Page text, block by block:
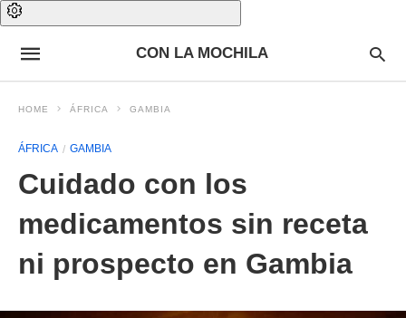
CON LA MOCHILA
HOME ÁFRICA GAMBIA
ÁFRICA GAMBIA
Cuidado con los
medicamentos sin receta
ni prospecto en Gambia